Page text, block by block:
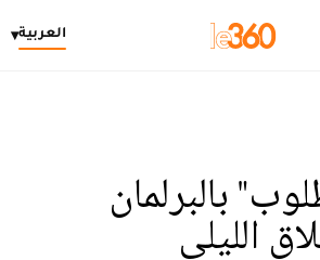
العربية▾
بالبرلمان
الليلي